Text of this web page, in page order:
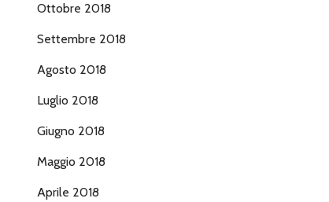
Ottobre 2018
Settembre 2018
Agosto 2018
Luglio 2018
Giugno 2018
Maggio 2018
Aprile 2018